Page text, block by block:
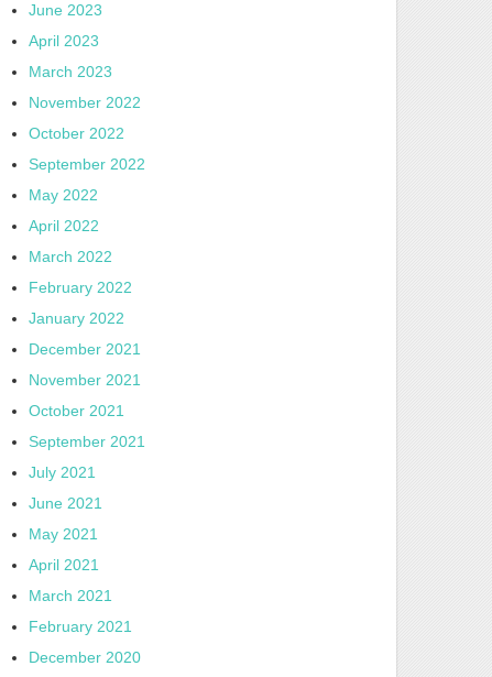
June 2023
April 2023
March 2023
November 2022
October 2022
September 2022
May 2022
April 2022
March 2022
February 2022
January 2022
December 2021
November 2021
October 2021
September 2021
July 2021
June 2021
May 2021
April 2021
March 2021
February 2021
December 2020